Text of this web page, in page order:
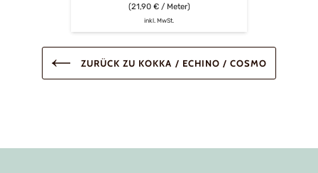
(21,90 € / Meter)
inkl. MwSt.
ZURÜCK ZU KOKKA / ECHINO / COSMO